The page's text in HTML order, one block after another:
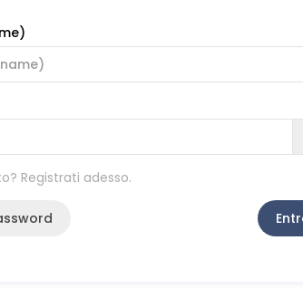
Registrati adesso.